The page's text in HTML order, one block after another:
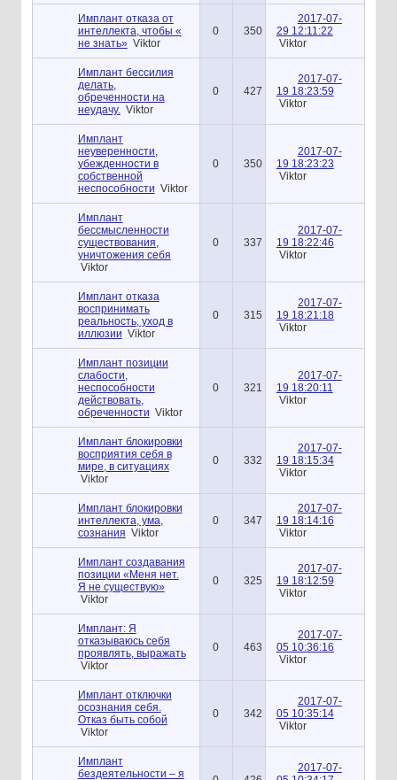
Имплант отказа от
интеллекта, чтобы «
не знать» Viktor
0 350
2017-07-
29 12:11:22
Viktor
Имплант бессилия
делать,
обреченности на
неудачу. Viktor
0 427
2017-07-
19 18:23:59
Viktor
Имплант
неуверенности,
убежденности в
собственной
неспособности Viktor
0 350
2017-07-
19 18:23:23
Viktor
Имплант
бессмысленности
существования,
уничтожения себя
Viktor
0 337
2017-07-
19 18:22:46
Viktor
Имплант отказа
воспринимать
реальность, уход в
иллюзии Viktor
0 315
2017-07-
19 18:21:18
Viktor
Имплант позиции
слабости,
неспособности
действовать,
обреченности Viktor
0 321
2017-07-
19 18:20:11
Viktor
Имплант блокировки
восприятия себя в
мире, в ситуациях
Viktor
0 332
2017-07-
19 18:15:34
Viktor
Имплант блокировки
интеллекта, ума,
сознания Viktor
0 347
2017-07-
19 18:14:16
Viktor
Имплант создавания
позиции «Меня нет.
Я не существую»
Viktor
0 325
2017-07-
19 18:12:59
Viktor
Имплант: Я
отказываюсь себя
проявлять, выражать
Viktor
0 463
2017-07-
05 10:36:16
Viktor
Имплант отключки
осознания себя.
Отказ быть собой
Viktor
0 342
2017-07-
05 10:35:14
Viktor
Имплант
бездеятельности – я
2017-07-